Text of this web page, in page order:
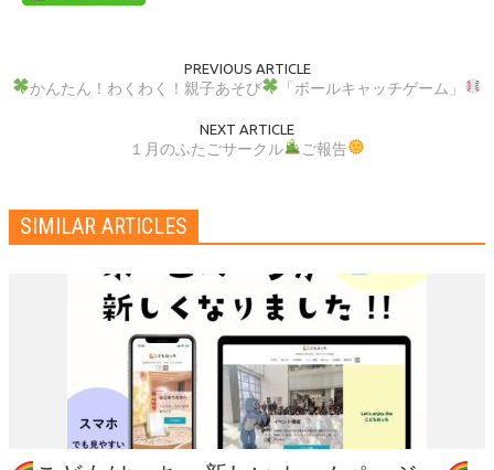
PREVIOUS ARTICLE
かんたん！わくわく！親子あそび 「ボールキャッチゲーム」
NEXT ARTICLE
１月のふたごサークル ご報告
SIMILAR ARTICLES